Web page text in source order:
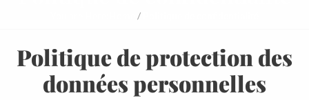
/
Politique de protection des
données personnelles